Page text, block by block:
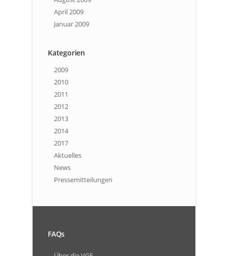
April 2009
Januar 2009
Kategorien
2009
2010
2011
2012
2013
2014
2017
Aktuelles
News
Pressemitteilungen
FAQs